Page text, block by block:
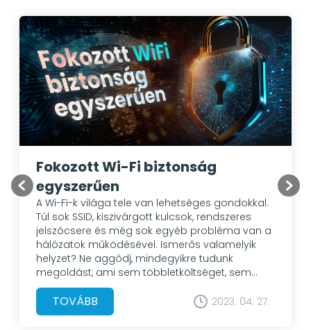
Fokozott Wi-Fi biztonság
egyszerűen
A Wi-Fi-k világa tele van lehetséges gondokkal.
Túl sok SSID, kiszivárgott kulcsok, rendszeres
jelszócsere és még sok egyéb probléma van a
hálózatok működésével. Ismerős valamelyik
helyzet? Ne aggódj, mindegyikre tudunk
megoldást, ami sem többletköltséget, sem
magas szakértelmet nem igényel. Olvass
tovább, és szabadulj meg a
kellemetlenségektől!
TOVÁBB 2023. 04. 27.